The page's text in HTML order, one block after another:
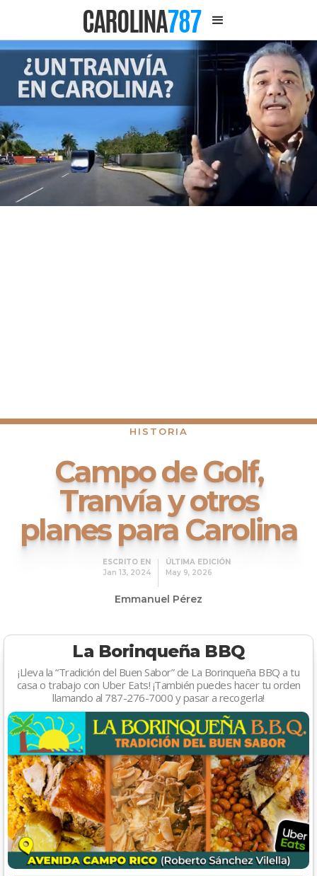
CAROLINA787
HISTORIA
Campo de Golf,
Tranvía y otros
planes para Carolina
ESCRITO EN
Jan 13, 2024
ÚLTIMA EDICIÓN
May 9, 2026
Emmanuel Pérez
La Borinqueña BBQ
¡Lleva la “Tradición del Buen Sabor” de La Borinqueña BBQ a tu
casa o trabajo con Uber Eats! ¡También puedes hacer tu orden
llamando al 787-276-7000 y pasar a recogerla!